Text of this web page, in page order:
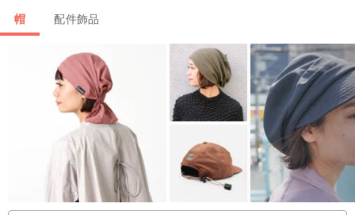
帽 配件飾品